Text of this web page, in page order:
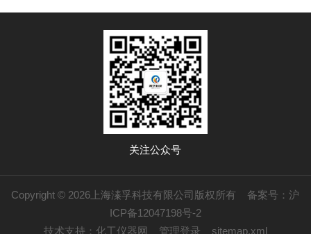
关注公众号
Copyright © 2026上海溱孚科技有限公司版权所有 备案号：沪
ICP备12047198号-2
技术支持： 化工仪器网 管理登录 sitemap.xml